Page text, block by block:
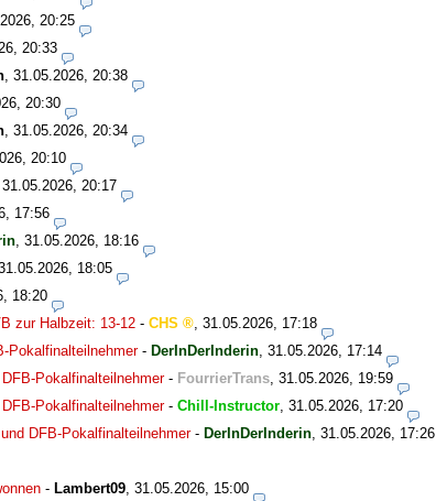
20:25
20:33
31.05.2026, 20:38
20:30
31.05.2026, 20:34
20:10
31.05.2026, 20:17
17:56
31.05.2026, 18:16
18:05
18:20
zur Halbzeit: 13-12 - CHS
31.05.2026, 17:18
Pokalfinalteilnehmer- DerInDerInderin 31.05.2026, 17:14
Pokalfinalteilnehmer- FourrierTrans 31.05.2026, 19:59
Pokalfinalteilnehmer- Chill-Instructor 31.05.2026, 17:20
DFB-Pokalfinalteilnehmer- DerInDerInderin 31.05.2026, 17:26
- Lambert09 31.05.2026, 15:00